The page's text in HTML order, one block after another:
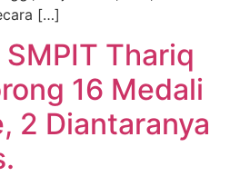
[…]
Thariq
16 Medali
2 Diantaranya